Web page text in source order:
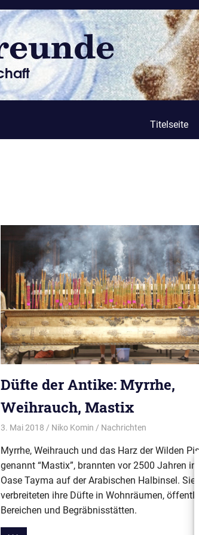
Titelseite
Düfte der Antike: Myrrhe,
Weihrauch, Mastix
3. Mai 2018 Niko Komin Nachrichten
Myrrhe, Weihrauch und das Harz der Wilden
genannt “Mastix”, brannten vor 2500 Jahren in
Oase Tayma auf der Arabischen Halbinsel. Sie
verbreiteten ihre Düfte in Wohnräumen,
Bereichen und Begräbnisstätten.